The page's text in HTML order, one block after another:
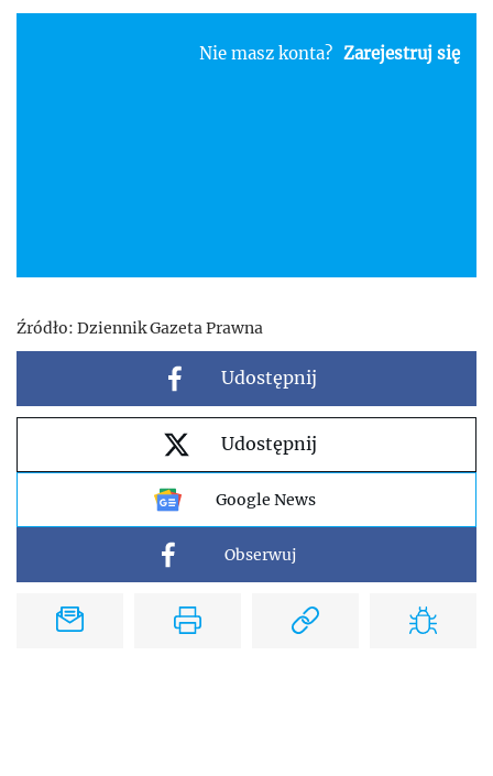
Nie masz konta? Zarejestruj się
Źródło: Dziennik Gazeta Prawna
Udostępnij
Udostępnij
Google News
Obserwuj